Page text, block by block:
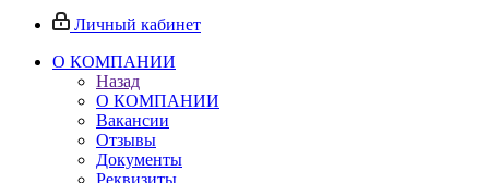
Личный кабинет
О КОМПАНИИ
Назад
О КОМПАНИИ
Вакансии
Отзывы
Документы
Реквизиты